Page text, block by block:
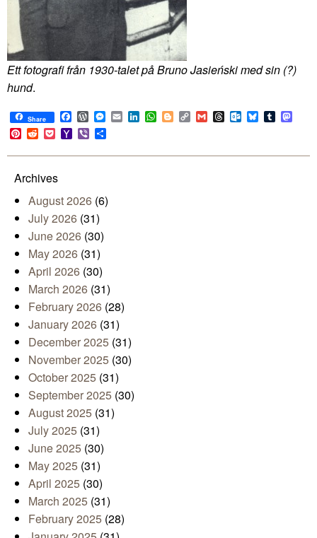
Ett fotografi från 1930-talet på Bruno Jasieński med sin (?)
hund.
Share Facebook
WordPress
Messenger
EmailLinkedIn
WhatsApp
BloggerCopy
Link
GmailThreadsOutlook.com
BlueskyTumblr
Pinterest
RedditPocketYahoo
Mail
Viber
Archives
August 2026 (6)
July 2026 (31)
June 2026 (30)
May 2026 (31)
April 2026 (30)
March 2026 (31)
February 2026 (28)
January 2026 (31)
December 2025 (31)
November 2025 (30)
October 2025 (31)
September 2025 (30)
August 2025 (31)
July 2025 (31)
June 2025 (30)
May 2025 (31)
April 2025 (30)
March 2025 (31)
February 2025 (28)